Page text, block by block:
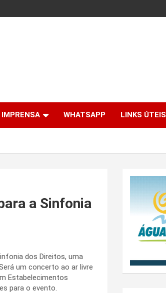
WHATSAPP LINKS ÚTEIS
a Sinfonia
dos Direitos, uma
um concerto ao ar livre
Estabelecimentos
para o evento.